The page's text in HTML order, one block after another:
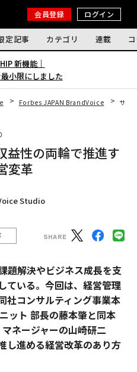
会員登録 ログイン
定記事 カテゴリ 連載
新機能｜
小限にしました
Forbes JAPAN BrandVoice サス
益性の両輪で推進す
変革
Studio
題解決やビジネス成長を支
ている。今回は、経営管理
社コンサルティング事業本
ット 部長の藤本肇と同本
ネージャーの山崎研二
し進める経営改革のあり方